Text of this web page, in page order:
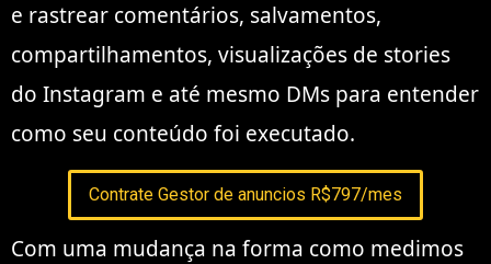
e rastrear comentários, salvamentos,
compartilhamentos, visualizações de stories
do Instagram e até mesmo DMs para entender
como seu conteúdo foi executado.
Contrate Gestor de anuncios R$797/mes
Com uma mudança na forma como medimos